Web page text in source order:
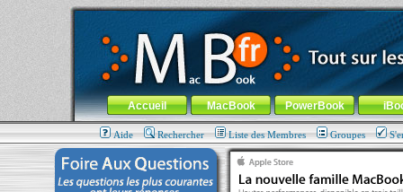
MacBook-fr.com : 100% Apple... 100% nomade !
Aller au contenu-Aller au menu général-Aller au menu de
Menu général
Accueil MacBook PowerBook
Aide Rechercher Liste des Membres Groupes